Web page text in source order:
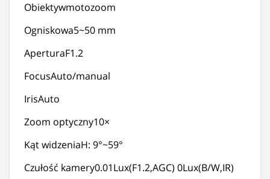
Obiektywmotozoom
Ogniskowa5~50 mm
AperturaF1.2
FocusAuto/manual
IrisAuto
Zoom optyczny10×
Kąt widzeniaH: 9°~59°
Czułość kamery0.01Lux(F1.2,AGC) 0Lux(B/W,IR)